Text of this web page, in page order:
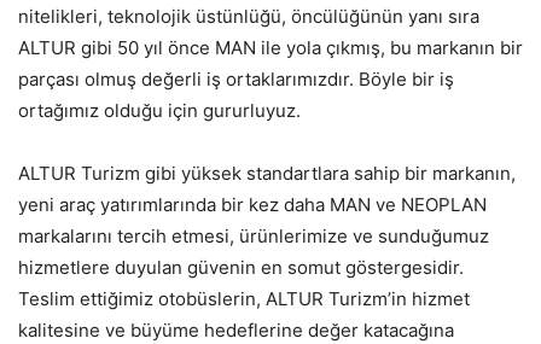
nitelikleri, teknolojik üstünlüğü, öncülüğünün yanı sıra
ALTUR gibi 50 yıl önce MAN ile yola çıkmış, bu markanın bir
parçası olmuş değerli iş ortaklarımızdır. Böyle bir iş
ortağımız olduğu için gururluyuz.
ALTUR Turizm gibi yüksek standartlara sahip bir markanın,
yeni araç yatırımlarında bir kez daha MAN ve NEOPLAN
markalarını tercih etmesi, ürünlerimize ve sunduğumuz
hizmetlere duyulan güvenin en somut göstergesidir.
Teslim ettiğimiz otobüslerin, ALTUR Turizm’in hizmet
kalitesine ve büyüme hedeflerine değer katacağına